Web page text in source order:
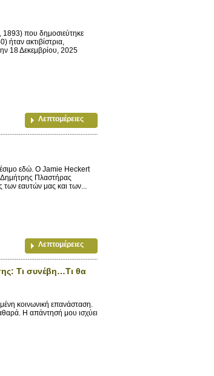
που δημοσιεύτηκε
ακτιβίστρια,
18 Δεκεμβρίου, 2025
Λεπτομέρειες
εδώ. Ο Jamie Heckert
Δημήτρης Πλαστήρας
των εαυτών μας και των...
Λεπτομέρειες
Τι συνέβη…Τι θα
κοινωνική επανάσταση.
Η απάντησή μου ισχύει